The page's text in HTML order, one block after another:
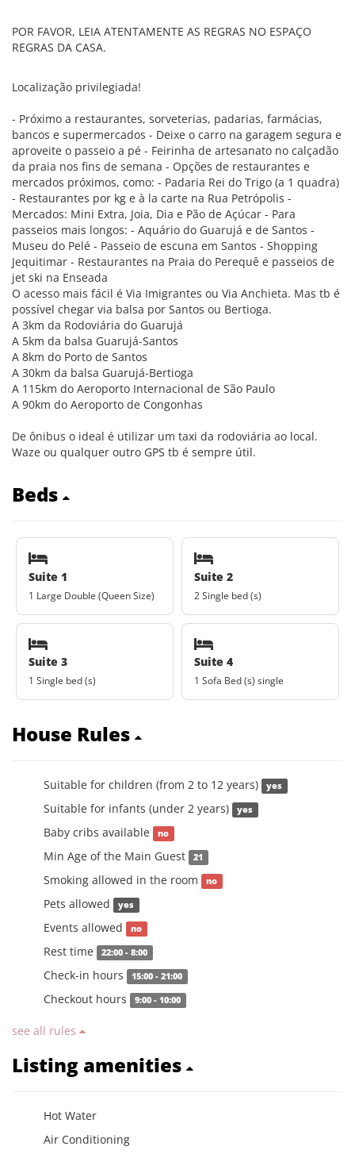
POR FAVOR, LEIA ATENTAMENTE AS REGRAS NO ESPAÇO
REGRAS DA CASA.
Localização privilegiada!
- Próximo a restaurantes, sorveterias, padarias, farmácias,
bancos e supermercados - Deixe o carro na garagem segura e
aproveite o passeio a pé - Feirinha de artesanato no calçadão
da praia nos fins de semana - Opções de restaurantes e
mercados próximos, como: - Padaria Rei do Trigo (a 1 quadra)
- Restaurantes por kg e à la carte na Rua Petrópolis -
Mercados: Mini Extra, Joia, Dia e Pão de Açúcar - Para
passeios mais longos: - Aquário do Guarujá e de Santos -
Museu do Pelé - Passeio de escuna em Santos - Shopping
Jequitimar - Restaurantes na Praia do Perequê e passeios de
jet ski na Enseada
O acesso mais fácil é Via Imigrantes ou Via Anchieta. Mas tb é
possível chegar via balsa por Santos ou Bertioga.
A 3km da Rodoviária do Guarujá
A 5km da balsa Guarujá-Santos
A 8km do Porto de Santos
A 30km da balsa Guarujá-Bertioga
A 115km do Aeroporto Internacional de São Paulo
A 90km do Aeroporto de Congonhas
De ônibus o ideal é utilizar um taxi da rodoviária ao local.
Waze ou qualquer outro GPS tb é sempre útil.
Beds
Suite 1
1 Large Double (Queen Size)
Suite 2
2 Single bed (s)
Suite 3
1 Single bed (s)
Suite 4
1 Sofa Bed (s) single
House Rules
Suitable for children (from 2 to 12 years) yes
Suitable for infants (under 2 years) yes
Baby cribs available no
Min Age of the Main Guest 21
Smoking allowed in the room no
Pets allowed yes
Events allowed no
Rest time 22:00 - 8:00
Check-in hours 15:00 - 21:00
Checkout hours 9:00 - 10:00
see all rules
Listing amenities
Hot Water
Air Conditioning